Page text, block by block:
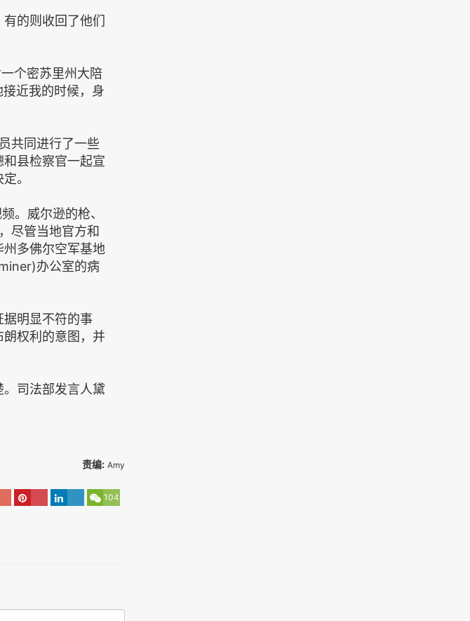
的则收回了他们
个密苏里州大陪
近我的时候，身
共同进行了一些
县检察官一起宣
。
。威尔逊的枪、
尽管当地官方和
多佛尔空军基地
办公室的病
明显不符的事
权利的意图，并
司法部发言人黛
责编: Amy
104